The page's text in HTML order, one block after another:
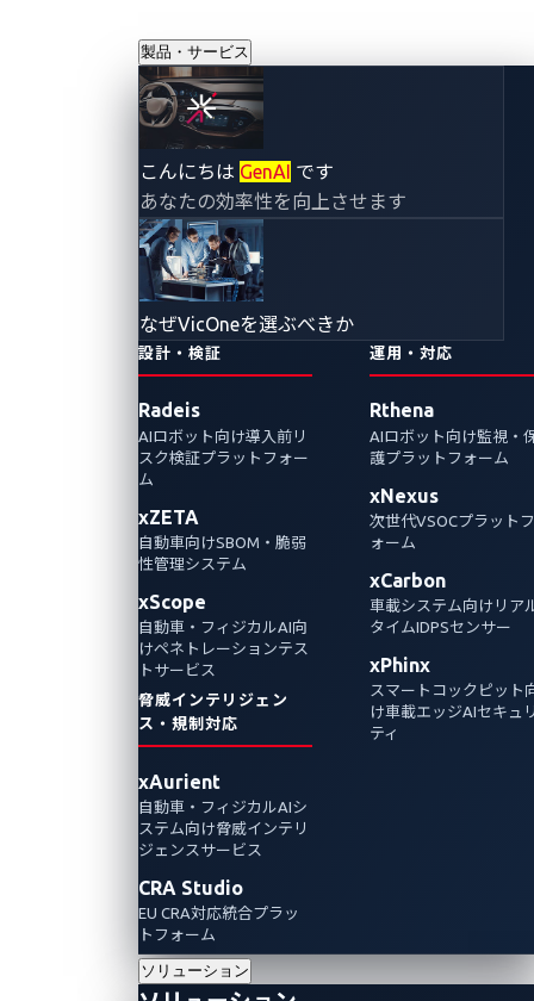
製品・サービス
こんにちは GenAI です
あなたの効率性を向上させます
なぜVicOneを選ぶべきか
設計・検証
Radeis
AIロボット向け導入前リ
スク検証プラットフォー
ム
xZETA
自動車向けSBOM・脆弱
性管理システム
xScope
自動車・フィジカルAI向
けペネトレーションテス
トサービス
脅威インテリジェン
ス・規制対応
xAurient
自動車・フィジカルAIシ
ステム向け脅威インテリ
ジェンスサービス
CRA Studio
EU CRA対応統合プラッ
トフォーム
運用・対応
Rthena
AIロボット向け監視・
護プラットフォーム
xNexus
次世代VSOCプラットフ
ォーム
xCarbon
車載システム向けリア
タイムIDPSセンサー
xPhinx
スマートコックピット
け車載エッジAIセキュ
ティ
ソリューション
IVI システムで発見
された複数のゼロ
デイ脆弱性に対す
るセキュリティ緩
和策
2024年11月18日
CyberThreat Research Lab
ZDIは、車載インフォテインメント（IVI）シス
テムに6つのゼロデイ脆弱性を特定しました。
現状、これらの脆弱性は修正プログラムが提
供されていないことから、潜在的なリスクを
最小限に抑え、コネクテッドカーのIVIシステ
ムを強化するためのセキュリティ対策を提言
します。
Automotive Vulnerabilities
Vulnerabilities